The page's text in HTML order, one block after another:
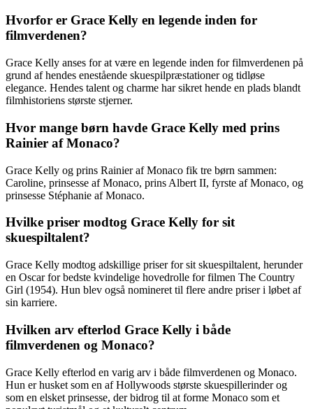
Hvorfor er Grace Kelly en legende inden for
filmverdenen?
Grace Kelly anses for at være en legende inden for filmverdenen på
grund af hendes enestående skuespilpræstationer og tidløse
elegance. Hendes talent og charme har sikret hende en plads blandt
filmhistoriens største stjerner.
Hvor mange børn havde Grace Kelly med prins
Rainier af Monaco?
Grace Kelly og prins Rainier af Monaco fik tre børn sammen:
Caroline, prinsesse af Monaco, prins Albert II, fyrste af Monaco, og
prinsesse Stéphanie af Monaco.
Hvilke priser modtog Grace Kelly for sit
skuespiltalent?
Grace Kelly modtog adskillige priser for sit skuespiltalent, herunder
en Oscar for bedste kvindelige hovedrolle for filmen The Country
Girl (1954). Hun blev også nomineret til flere andre priser i løbet af
sin karriere.
Hvilken arv efterlod Grace Kelly i både
filmverdenen og Monaco?
Grace Kelly efterlod en varig arv i både filmverdenen og Monaco.
Hun er husket som en af Hollywoods største skuespillerinder og
som en elsket prinsesse, der bidrog til at forme Monaco som et